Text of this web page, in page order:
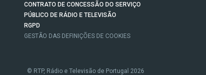
CONTRATO DE CONCESSÃO DO SERVIÇO
PÚBLICO DE RÁDIO E TELEVISÃO
RGPD
GESTÃO DAS DEFINIÇÕES DE COOKIES
© RTP, Rádio e Televisão de Portugal 2026